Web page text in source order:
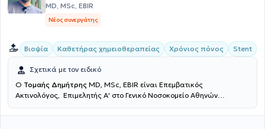
MD, MSc, EBIR
Νέος συνεργάτης
Βιοψία Καθετήρας χημειοθεραπείας Χρόνιος πόνος Stent
Σχετικά με τον ειδικό
Ο Τομαής Δημήτρης MD, MSc, EBIR είναι Επεμβατικός
Ακτινολόγος, Επιμελητής Α' στο Γενικό Νοσοκομείο Αθηνών
και Καποδιστριακού Πανεπιστημίου Αθηνών (ΕΚΠΑ), κάτοχος